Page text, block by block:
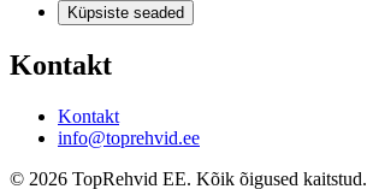
Küpsiste seaded
Kontakt
Kontakt
info@toprehvid.ee
© 2026 TopRehvid EE. Kõik õigused kaitstud.